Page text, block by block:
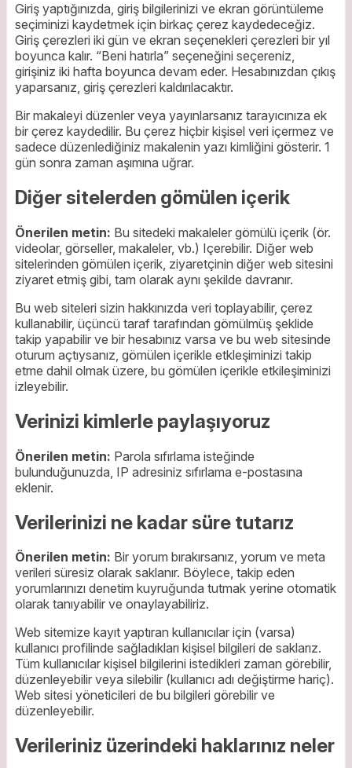
Giriş yaptığınızda, giriş bilgilerinizi ve ekran görüntüleme
seçiminizi kaydetmek için birkaç çerez kaydedeceğiz.
Giriş çerezleri iki gün ve ekran seçenekleri çerezleri bir yıl
boyunca kalır. “Beni hatırla” seçeneğini seçereniz,
girişiniz iki hafta boyunca devam eder. Hesabınızdan çıkış
yaparsanız, giriş çerezleri kaldırılacaktır.
Bir makaleyi düzenler veya yayınlarsanız tarayıcınıza ek
bir çerez kaydedilir. Bu çerez hiçbir kişisel veri içermez ve
sadece düzenlediğiniz makalenin yazı kimliğini gösterir. 1
gün sonra zaman aşımına uğrar.
Diğer sitelerden gömülen içerik
Önerilen metin: Bu sitedeki makaleler gömülü içerik (ör.
videolar, görseller, makaleler, vb.) Içerebilir. Diğer web
sitelerinden gömülen içerik, ziyaretçinin diğer web sitesini
ziyaret etmiş gibi, tam olarak aynı şekilde davranır.
Bu web siteleri sizin hakkınızda veri toplayabilir, çerez
kullanabilir, üçüncü taraf tarafından gömülmüş şeklide
takip yapabilir ve bir hesabınız varsa ve bu web sitesinde
oturum açtıysanız, gömülen içerikle etkleşiminizi takip
etme dahil olmak üzere, bu gömülen içerikle etkileşiminizi
izleyebilir.
Verinizi kimlerle paylaşıyoruz
Önerilen metin: Parola sıfırlama isteğinde
bulunduğunuzda, IP adresiniz sıfırlama e-postasına
eklenir.
Verilerinizi ne kadar süre tutarız
Önerilen metin: Bir yorum bırakırsanız, yorum ve meta
verileri süresiz olarak saklanır. Böylece, takip eden
yorumlarınızı denetim kuyruğunda tutmak yerine otomatik
olarak tanıyabilir ve onaylayabiliriz.
Web sitemize kayıt yaptıran kullanıcılar için (varsa)
kullanıcı profilinde sağladıkları kişisel bilgileri de saklarız.
Tüm kullanıcılar kişisel bilgilerini istedikleri zaman görebilir,
düzenleyebilir veya silebilir (kullanıcı adı değiştirme hariç).
Web sitesi yöneticileri de bu bilgileri görebilir ve
düzenleyebilir.
Verileriniz üzerindeki haklarınız neler